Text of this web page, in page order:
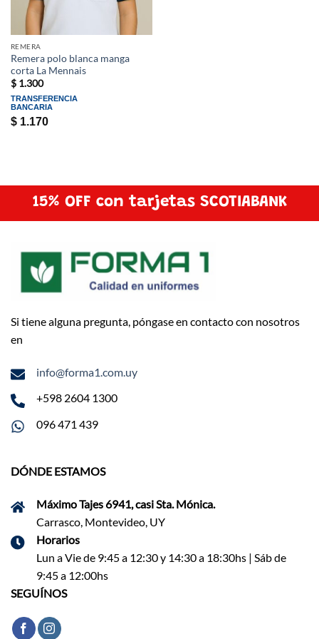
REMERA
Remera polo blanca manga
corta La Mennais
$1.300
TRANSFERENCIA
BANCARIA
$1.170
15% OFF con tarjetas SCOTIABANK
Si tiene alguna pregunta, póngase en contacto con nosotros
en
info@forma1.com.uy
+598 2604 1300
096 471 439
DÓNDE ESTAMOS
Máximo Tajes 6941, casi Sta. Mónica.
Carrasco, Montevideo, UY
Horarios
Lun a Vie de 9:45 a 12:30 y 14:30 a 18:30hs | Sáb de
9:45 a 12:00hs
SEGUÍNOS